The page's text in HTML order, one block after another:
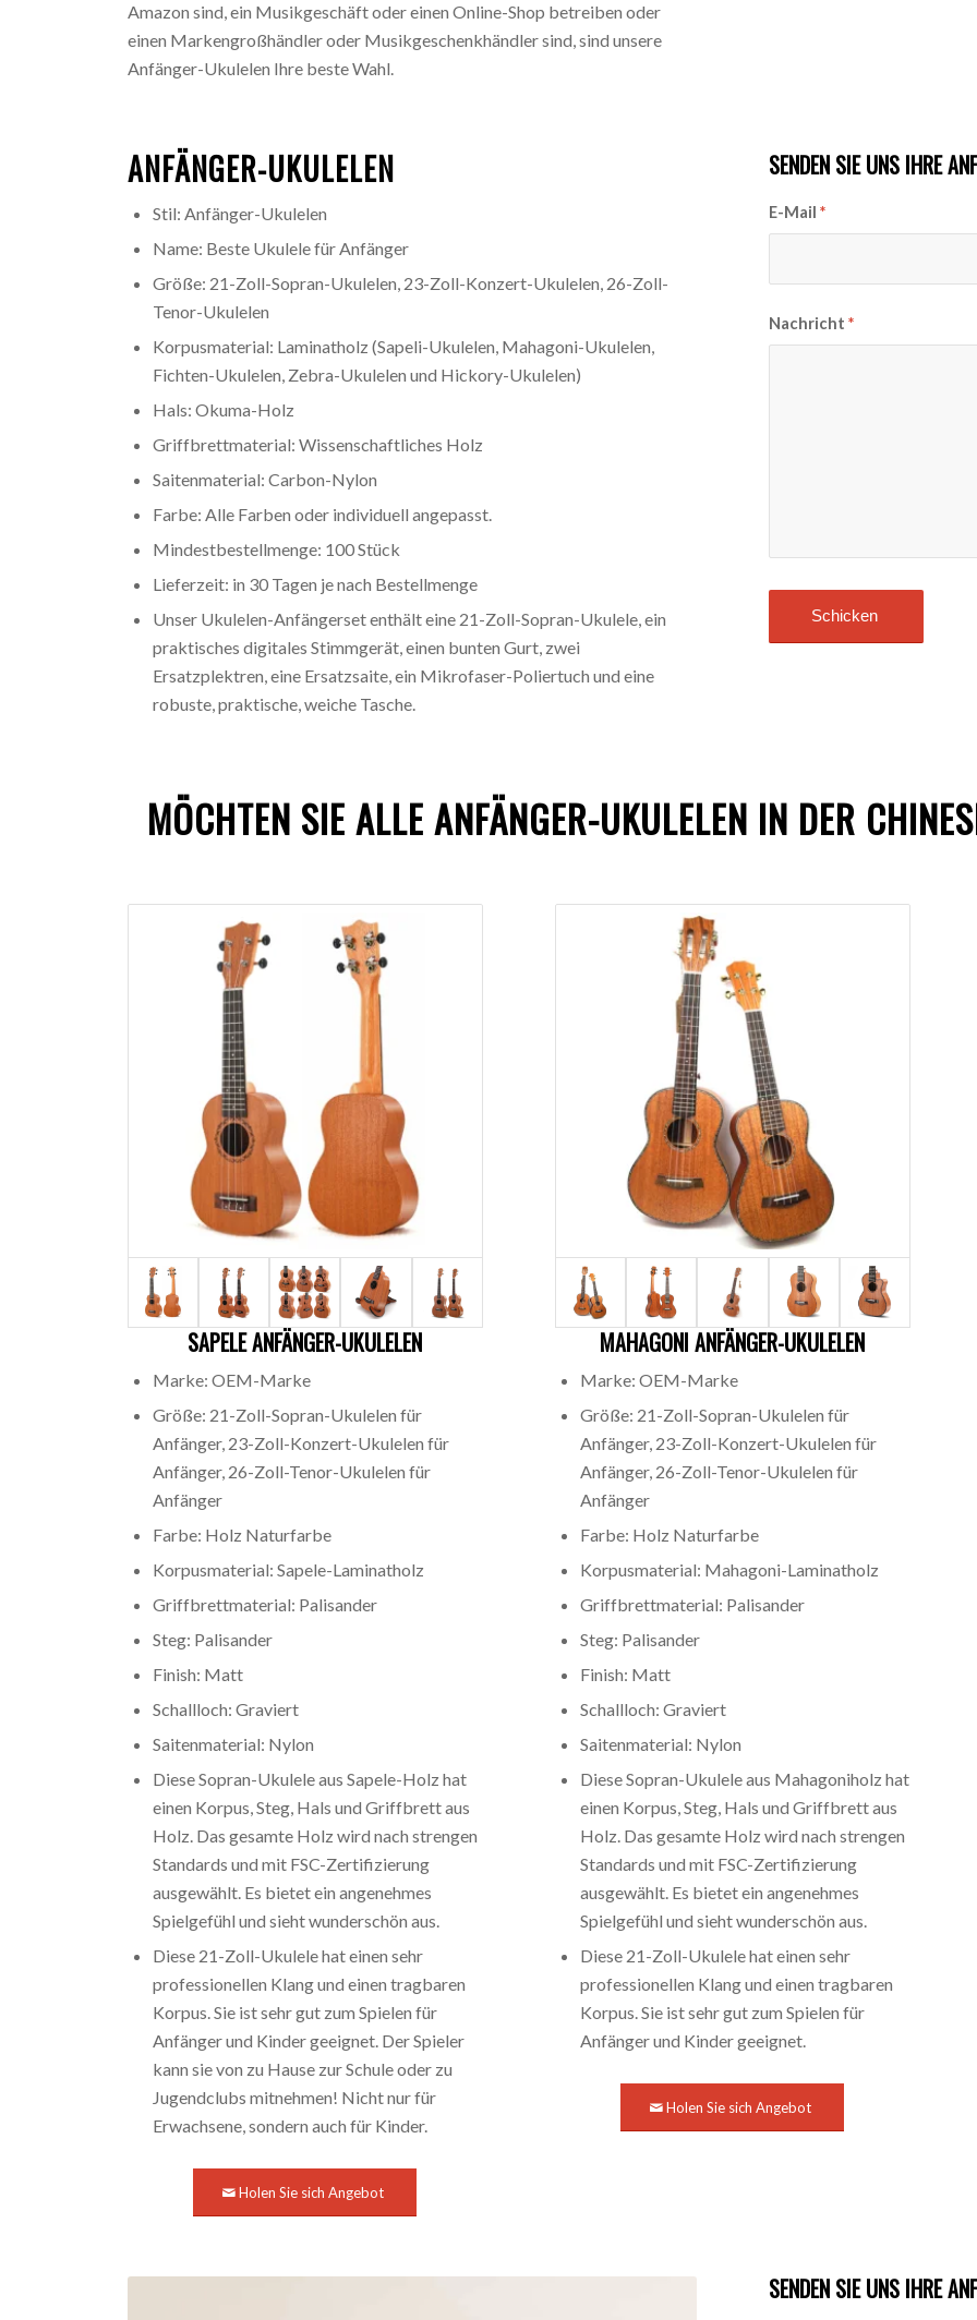
Amazon sind, ein Musikgeschäft oder einen Online-Shop betreiben oder
einen Markengroßhändler oder Musikgeschenkhändler sind, sind unsere
Anfänger-Ukulelen Ihre beste Wahl.
ANFÄNGER-UKULELEN
Stil: Anfänger-Ukulelen
Name: Beste Ukulele für Anfänger
Größe: 21-Zoll-Sopran-Ukulelen, 23-Zoll-Konzert-Ukulelen, 26-Zoll-
Tenor-Ukulelen
Korpusmaterial: Laminatholz (Sapeli-Ukulelen, Mahagoni-Ukulelen,
Fichten-Ukulelen, Zebra-Ukulelen und Hickory-Ukulelen)
Hals: Okuma-Holz
Griffbrettmaterial: Wissenschaftliches Holz
Saitenmaterial: Carbon-Nylon
Farbe: Alle Farben oder individuell angepasst.
Mindestbestellmenge: 100 Stück
Lieferzeit: in 30 Tagen je nach Bestellmenge
Unser Ukulelen-Anfängerset enthält eine 21-Zoll-Sopran-Ukulele, ein
praktisches digitales Stimmgerät, einen bunten Gurt, zwei
Ersatzplektren, eine Ersatzsaite, ein Mikrofaser-Poliertuch und eine
robuste, praktische, weiche Tasche.
SENDEN SIE UNS IHRE
E-Mail*
Nachricht*
MÖCHTEN SIE ALLE ANFÄNGER-UKULELEN IN DER
SAPELE ANFÄNGER-UKULELEN
Marke: OEM-Marke
Größe: 21-Zoll-Sopran-Ukulelen für
Anfänger, 23-Zoll-Konzert-Ukulelen für
Anfänger, 26-Zoll-Tenor-Ukulelen für
Anfänger
Farbe: Holz Naturfarbe
Korpusmaterial: Sapele-Laminatholz
Griffbrettmaterial: Palisander
Steg: Palisander
Finish: Matt
Schallloch: Graviert
Saitenmaterial: Nylon
Diese Sopran-Ukulele aus Sapele-Holz hat
einen Korpus, Steg, Hals und Griffbrett aus
Holz. Das gesamte Holz wird nach strengen
Standards und mit FSC-Zertifizierung
ausgewählt. Es bietet ein angenehmes
Spielgefühl und sieht wunderschön aus.
Diese 21-Zoll-Ukulele hat einen sehr
professionellen Klang und einen tragbaren
Korpus. Sie ist sehr gut zum Spielen für
Anfänger und Kinder geeignet. Der Spieler
kann sie von zu Hause zur Schule oder zu
Jugendclubs mitnehmen! Nicht nur für
Erwachsene, sondern auch für Kinder.
Holen Sie sich Angebot
MAHAGONI ANFÄNGER-UKULELEN
Marke: OEM-Marke
Größe: 21-Zoll-Sopran-Ukulelen für
Anfänger, 23-Zoll-Konzert-Ukulelen für
Anfänger, 26-Zoll-Tenor-Ukulelen für
Anfänger
Farbe: Holz Naturfarbe
Korpusmaterial: Mahagoni-Laminatholz
Griffbrettmaterial: Palisander
Steg: Palisander
Finish: Matt
Schallloch: Graviert
Saitenmaterial: Nylon
Diese Sopran-Ukulele aus Mahagoniholz hat
einen Korpus, Steg, Hals und Griffbrett aus
Holz. Das gesamte Holz wird nach strengen
Standards und mit FSC-Zertifizierung
ausgewählt. Es bietet ein angenehmes
Spielgefühl und sieht wunderschön aus.
Diese 21-Zoll-Ukulele hat einen sehr
professionellen Klang und einen tragbaren
Korpus. Sie ist sehr gut zum Spielen für
Anfänger und Kinder geeignet.
Holen Sie sich Angebot
SENDEN SIE UNS IHRE